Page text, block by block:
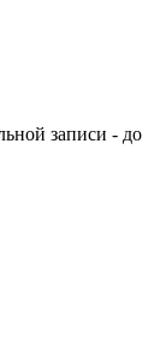
записи - до